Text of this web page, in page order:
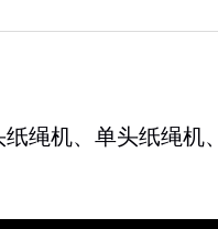
绳机、单头纸绳机、